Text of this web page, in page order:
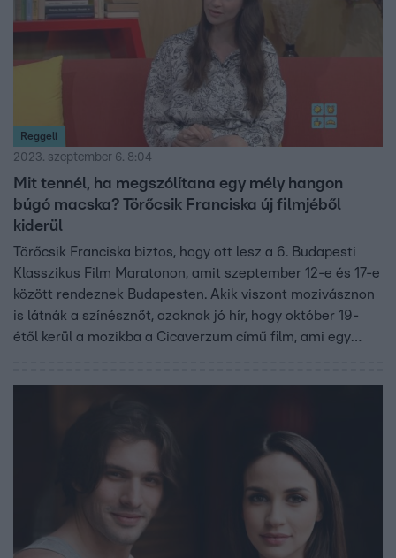
Reggeli
2023. szeptember 6. 8:04
Mit tennél, ha megszólítana egy mély hangon
búgó macska? Törőcsik Franciska új filmjéből
kiderül
Törőcsik Franciska biztos, hogy ott lesz a 6. Budapesti
Klasszikus Film Maratonon, amit szeptember 12-e és 17-e
között rendeznek Budapesten. Akik viszont mozivásznon
is látnák a színésznőt, azoknak jó hír, hogy október 19-
étől kerül a mozikba a Cicaverzum című film, ami egy
Franciska szerint a film a múltbéli traumák elengedéséről
és nehéz pártalálásról szól.